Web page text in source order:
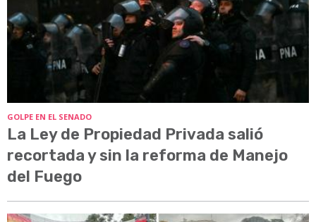
GOLPE EN EL SENADO
La Ley de Propiedad Privada salió
recortada y sin la reforma de Manejo
del Fuego